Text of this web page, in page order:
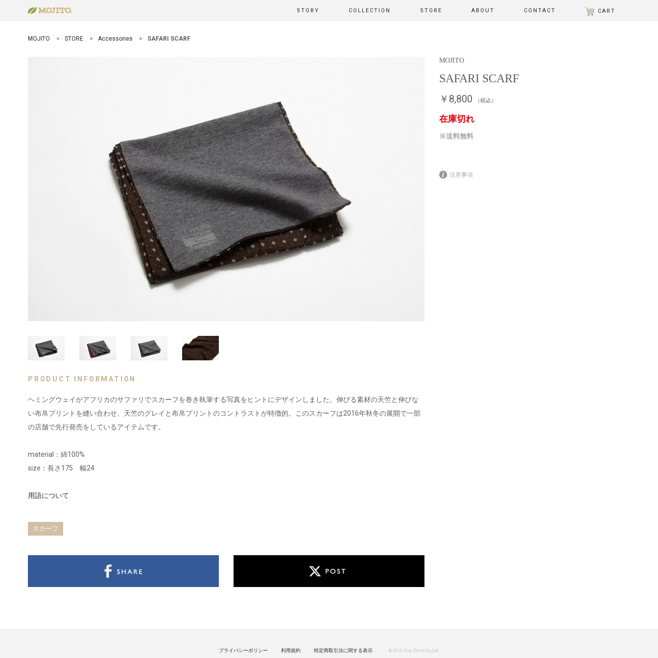
STORY COLLECTION STORE ABOUT CONTACT CART
MOJITO STORE Accessories SAFARI SCARF
MOJITO
SAFARI SCARF
￥8,800 （税込）
在庫切れ
※送料無料
注意事項
PRODUCT INFORMATION
ヘミングウェイがアフリカのサファリでスカーフを巻き執筆する写真をヒントにデザインしました。伸びる素材の天竺と伸びな
い布帛プリントを縫い合わせ、天竺のグレイと布帛プリントのコントラストが特徴的。このスカーフは2016年秋冬の展開で一部
の店舗で先行発売をしているアイテムです。
material：綿100%
size：長さ175 幅24
用語について
スカーフ
プライバシーポリシー 利用規約 特定商取引法に関する表示 © 2016 Five Point Co.,Ltd.